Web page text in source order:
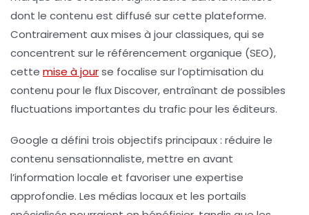
dont le contenu est diffusé sur cette plateforme.
Contrairement aux mises à jour classiques, qui se
concentrent sur le référencement organique (SEO),
cette mise à jourse focalise sur l’optimisation du
contenu pour le fluxDiscover, entraînant de possibles
fluctuations importantes du trafic pour les éditeurs.
Google a défini trois objectifs principaux : réduire le
contenu sensationnaliste, mettre en avant
l’information locale et favoriser une expertise
approfondie. Les médias locaux et les portails